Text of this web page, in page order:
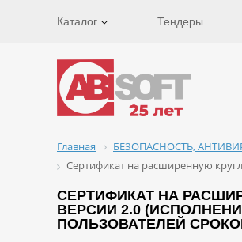
Каталог Тендеры
Главная БЕЗОПАСНОСТЬ,
Сертификат на расширенную
СЕРТИФИКАТ НА
ВЕРСИИ 2.0
ПОЛЬЗОВАТЕЛЕЙ